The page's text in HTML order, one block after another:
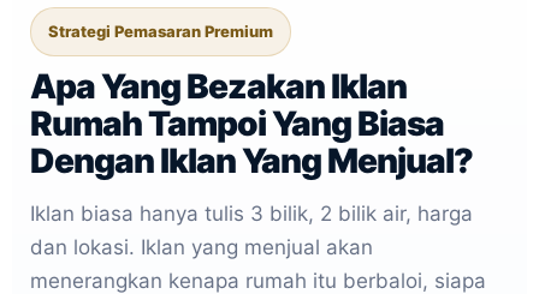
Strategi Pemasaran Premium
Apa Yang Bezakan Iklan
Rumah Tampoi Yang Biasa
Dengan Iklan Yang Menjual?
Iklan biasa hanya tulis 3 bilik, 2 bilik air, harga
dan lokasi. Iklan yang menjual akan
menerangkan kenapa rumah itu berbaloi, siapa